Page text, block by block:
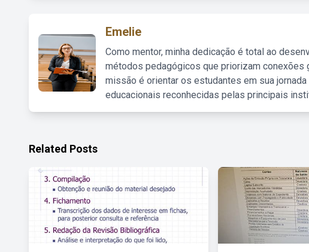
Emelie
Como mentor, minha dedicação é total ao
métodos pedagógicos que priorizam conexões
missão é orientar os estudantes em sua
educacionais reconhecidas pelas principais
Related Posts